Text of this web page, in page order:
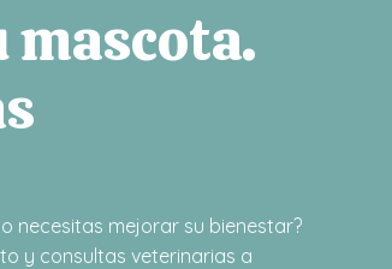
mascota.
necesitas mejorar su bienestar?
y consultas veterinarias a